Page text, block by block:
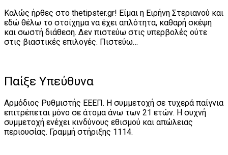
Καλώς ήρθες στο thetipster.gr! Είμαι η Ειρήνη Στεριανού και
εδώ θέλω το στοίχημα να έχει απλότητα, καθαρή σκέψη
και σωστή διάθεση. Δεν πιστεύω στις υπερβολές ούτε
στις βιαστικές επιλογές. Πιστεύω…
Παίξε Υπεύθυνα
Αρμόδιος Ρυθμιστής ΕΕΕΠ. Η συμμετοχή σε τυχερά παίγνια
επιτρέπεται μόνο σε άτομα άνω των 21 ετών. Η συχνή
συμμετοχή ενέχει κινδύνους εθισμού και απώλειας
περιουσίας. Γραμμή στήριξης 1114.